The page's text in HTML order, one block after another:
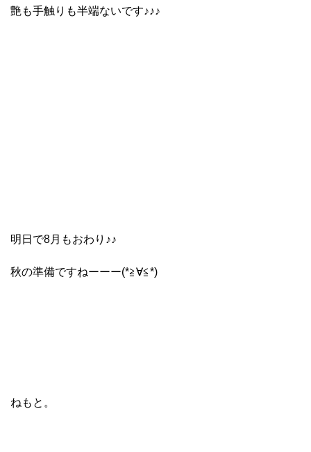
艶も手触りも半端ないです♪♪♪
明日で8月もおわり♪♪
秋の準備ですねーーー(*≧∀≦*)
ねもと。